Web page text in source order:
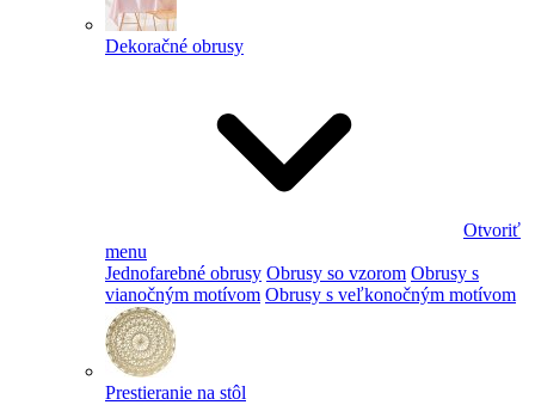
Dekoračné obrusy
Otvoriť
menu
Jednofarebné obrusy Obrusy so vzorom Obrusy s
vianočným motívom Obrusy s veľkonočným motívom
Prestieranie na stôl